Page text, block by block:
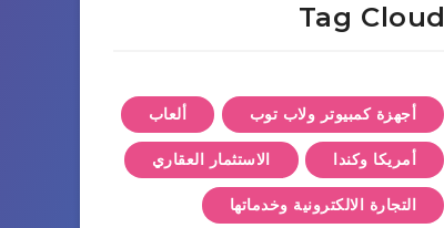
Tag Cloud
أجهزة كمبيوتر ولاب توب ألعاب
أمريكا وكندا الاستثمار العقاري
التجارة الالكترونية وخدماتها